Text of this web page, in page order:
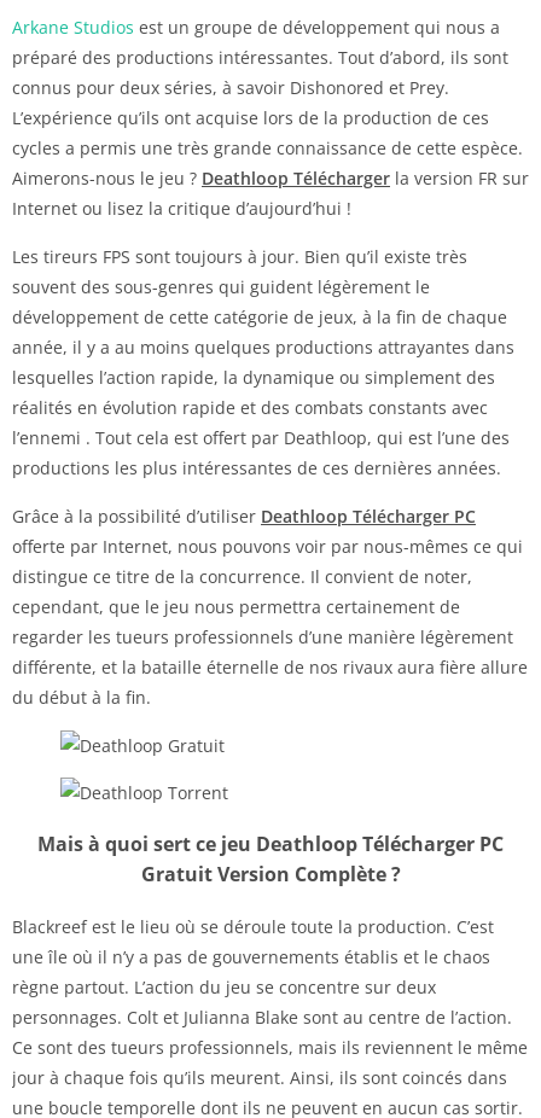
Arkane Studios est un groupe de développement qui nous a
préparé des productions intéressantes. Tout d’abord, ils sont
connus pour deux séries, à savoir Dishonored et Prey.
L’expérience qu’ils ont acquise lors de la production de ces
cycles a permis une très grande connaissance de cette espèce.
Aimerons-nous le jeu ? Deathloop Télécharger la version FR sur
Internet ou lisez la critique d’aujourd’hui !
Les tireurs FPS sont toujours à jour. Bien qu’il existe très
souvent des sous-genres qui guident légèrement le
développement de cette catégorie de jeux, à la fin de chaque
année, il y a au moins quelques productions attrayantes dans
lesquelles l’action rapide, la dynamique ou simplement des
réalités en évolution rapide et des combats constants avec
l’ennemi . Tout cela est offert par Deathloop, qui est l’une des
productions les plus intéressantes de ces dernières années.
Grâce à la possibilité d’utiliser Deathloop Télécharger PC
offerte par Internet, nous pouvons voir par nous-mêmes ce qui
distingue ce titre de la concurrence. Il convient de noter,
cependant, que le jeu nous permettra certainement de
regarder les tueurs professionnels d’une manière légèrement
différente, et la bataille éternelle de nos rivaux aura fière allure
du début à la fin.
Mais à quoi sert ce jeu Deathloop Télécharger PC
Gratuit Version Complète ?
Blackreef est le lieu où se déroule toute la production. C’est
une île où il n’y a pas de gouvernements établis et le chaos
règne partout. L’action du jeu se concentre sur deux
personnages. Colt et Julianna Blake sont au centre de l’action.
Ce sont des tueurs professionnels, mais ils reviennent le même
jour à chaque fois qu’ils meurent. Ainsi, ils sont coincés dans
une boucle temporelle dont ils ne peuvent en aucun cas sortir.